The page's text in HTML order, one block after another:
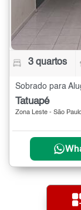
3 quartos
Sobrado para
Tatuapé
Zona Leste - São